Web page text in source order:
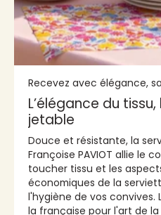
Recevez avec élégance,
L’élégance du
jetable
Douce et résistante, la
Françoise PAVIOT allie le
toucher tissu et les
économiques de la
l'hygiène de vos
la française pour l'art de